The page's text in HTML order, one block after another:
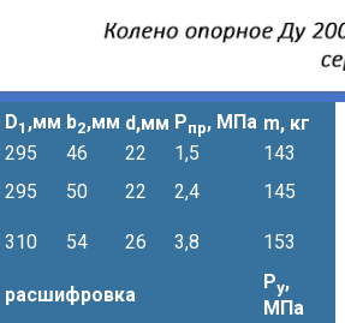
D1 ,мм b2,мм d,мм Рпр, МПа m, кг
295 46 22 1,5
143
295 50 22 2,4
145
310 54 26 3,8 153
расшифровка
Ру,
МПа